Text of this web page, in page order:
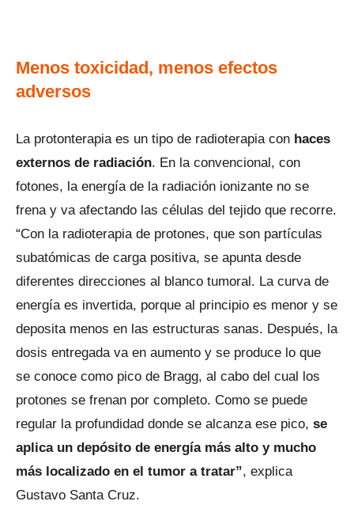
Menos toxicidad, menos efectos
adversos
La protonterapia es un tipo de radioterapia con haces
externos de radiación. En la convencional, con
fotones, la energía de la radiación ionizante no se
frena y va afectando las células del tejido que recorre.
“Con la radioterapia de protones, que son partículas
subatómicas de carga positiva, se apunta desde
diferentes direcciones al blanco tumoral. La curva de
energía es invertida, porque al principio es menor y se
deposita menos en las estructuras sanas. Después, la
dosis entregada va en aumento y se produce lo que
se conoce como pico de Bragg, al cabo del cual los
protones se frenan por completo. Como se puede
regular la profundidad donde se alcanza ese pico, se
aplica un depósito de energía más alto y mucho
más localizado en el tumor a tratar”, explica
Gustavo Santa Cruz.